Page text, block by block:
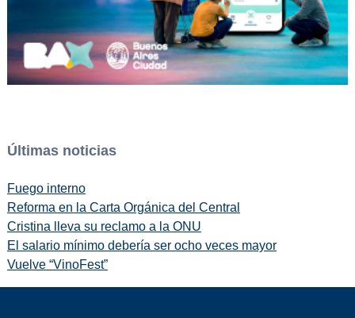
Últimas noticias
Fuego interno
Reforma en la Carta Orgánica del Central
Cristina lleva su reclamo a la ONU
El salario mínimo debería ser ocho veces mayor
Vuelve “VinoFest”